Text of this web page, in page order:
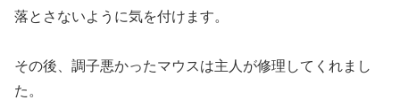
落とさないように気を付けます。
その後、調子悪かったマウスは主人が修理してくれまし
た。